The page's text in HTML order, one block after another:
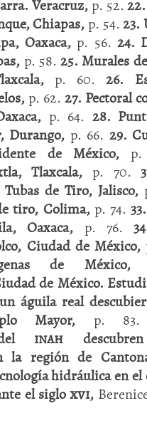
Veracruz, p. 52.
Chiapas, p. 54.23.
Oaxaca, p. 56. 24.
p. 58. 25. Murales
p. 60. 26.
p. 62. 27. Pectoral
p. 64. 28.
Durango, p. 66. 29.
de México,
Tlaxcala, p. 70.
de Tiro, Jalisco,
tiro, Colima, p. 74.
Oaxaca, p. 76.
Ciudad de México,
de México,
de México.
águila real
Mayor, p. 83.
inah
la región de
hidráulica en el
el sigloxvi,